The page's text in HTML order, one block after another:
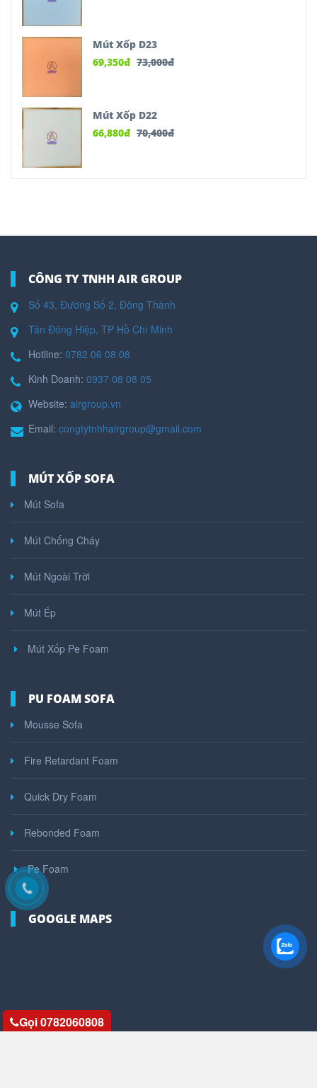
Mút Xốp D23
69,350đ 73,000đ
Mút Xốp D22
66,880đ 70,400đ
CÔNG TY TNHH AIR GROUP
Số 43, Đường Số 2, Đông Thành
Tân Đông Hiệp, TP Hồ Chí Minh
Hotline: 0782 06 08 08
Kinh Doanh: 0937 08 08 05
Website: airgroup.vn
Email: congtytnhhairgroup@gmail.com
MÚT XỐP SOFA
Mút Sofa
Mút Chống Cháy
Mút Ngoài Trời
Mút Ép
Mút Xốp Pe Foam
PU FOAM SOFA
Mousse Sofa
Fire Retardant Foam
Quick Dry Foam
Rebonded Foam
Pe Foam
GOOGLE MAPS
Gọi 0782060808